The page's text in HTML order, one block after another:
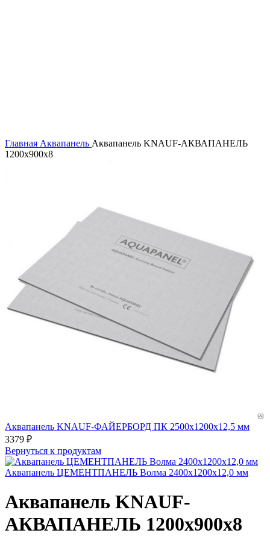
Главная Аквапанель Аквапанель KNAUF-АКВАПАНЕЛЬ
1200х900х8
Аквапанель KNAUF-ФАЙЕРБОРД ПК 2500х1200х12,5 мм
3379 ₽
Вернуться к продуктам
Аквапанель ЦЕМЕНТПАНЕЛЬ Волма 2400х1200х12,0 мм
Аквапанель KNAUF-
АКВАПАНЕЛЬ 1200х900х8